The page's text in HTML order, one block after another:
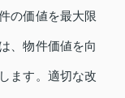
の価値を最大限
、物件価値を向
ます。適切な改